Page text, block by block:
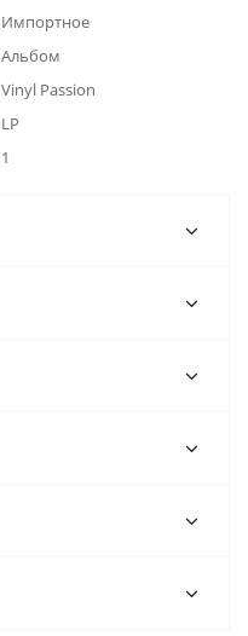
Импортное
Альбом
Vinyl Passion
LP
1